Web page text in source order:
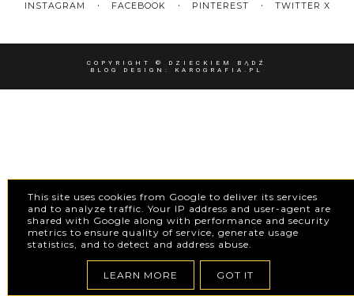
INSTAGRAM FACEBOOK PINTEREST TWITTER X
COPYRIGHT © DZIECKIEM BĄDŹ
BLOG DESIGN: KAROGRAFIA.PL
This site uses cookies from Google to deliver its services
and to analyze traffic. Your IP address and user-agent are
shared with Google along with performance and security
metrics to ensure quality of service, generate usage
statistics, and to detect and address abuse.
LEARN MORE GOT IT